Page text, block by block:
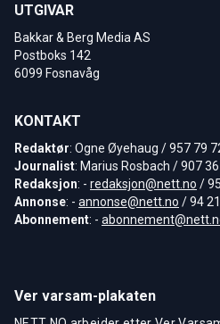
UTGIVAR
Bakkar & Berg Media AS
Postboks 142
6099 Fosnavåg
KONTAKT
Redaktør: Ogne Øyehaug / 957 79
Journalist: Marius Rosbach / 907
Redaksjon: - redaksjon@nett.no /
Annonse: - annonse@nett.no / 94
Abonnement: -
Ver varsam-plakaten